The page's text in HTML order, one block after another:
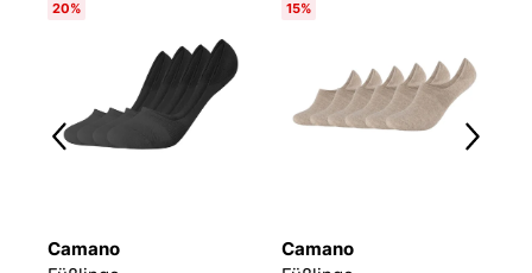
20%
Camano
15%
Camano